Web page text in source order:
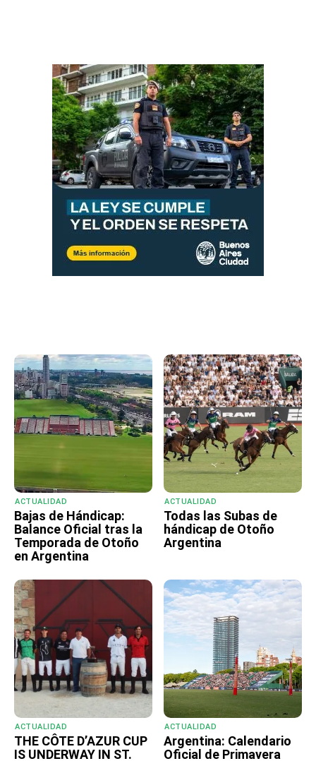
ACTUALIDAD
Bajas de Hándicap:
Balance Oficial tras la
Temporada de Otoño
en Argentina
ACTUALIDAD
Todas las Subas de
hándicap de Otoño
Argentina
ACTUALIDAD
THE CÔTE D’AZUR CUP
IS UNDERWAY IN ST.
ACTUALIDAD
Argentina: Calendario
Oficial de Primavera